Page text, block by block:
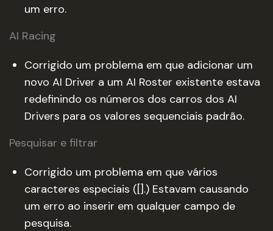
um erro.
AI Racing
Corrigido um problema em que adicionar um
novo AI Driver a um AI Roster existente estava
redefinindo os números dos carros dos AI
Drivers para os valores sequenciais padrão.
Pesquisar e filtrar
Corrigido um problema em que vários
caracteres especiais ([].) Estavam causando
um erro ao inserir em qualquer campo de
pesquisa.